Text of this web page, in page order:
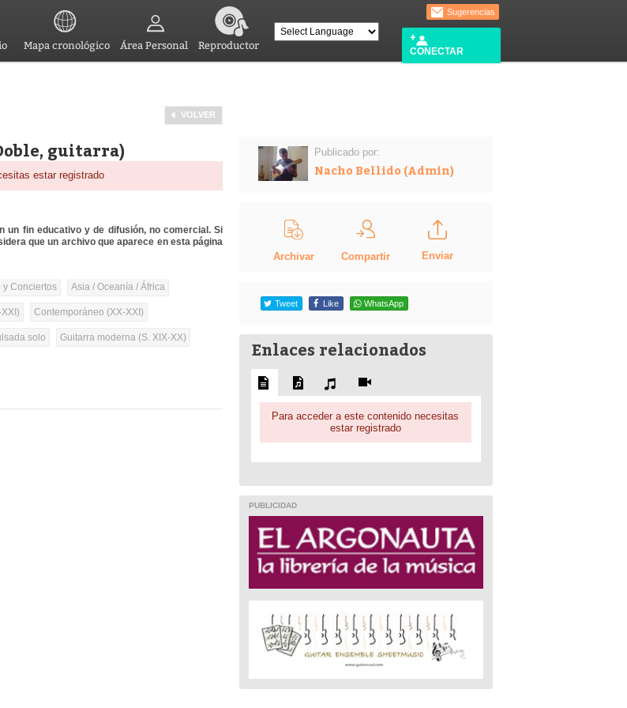
Mapa cronológico Área Personal Reproductor
Sugerencias
CONECTAR
VOLVER
guitarra)
estar registrado
un fin educativo y de difusión, no comercial. Si
que un archivo que aparece en esta página
y Conciertos Asia / Oceanía / África
Contemporáneo (XX-XXI)
solo Guitarra moderna (S. XIX-XX)
Publicado por:
Nacho Bellido (Admin)
Archivar Compartir Enviar
Tweet Like WhatsApp
Enlaces relacionados
Para acceder a este contenido necesitas
estar registrado
PUBLICIDAD